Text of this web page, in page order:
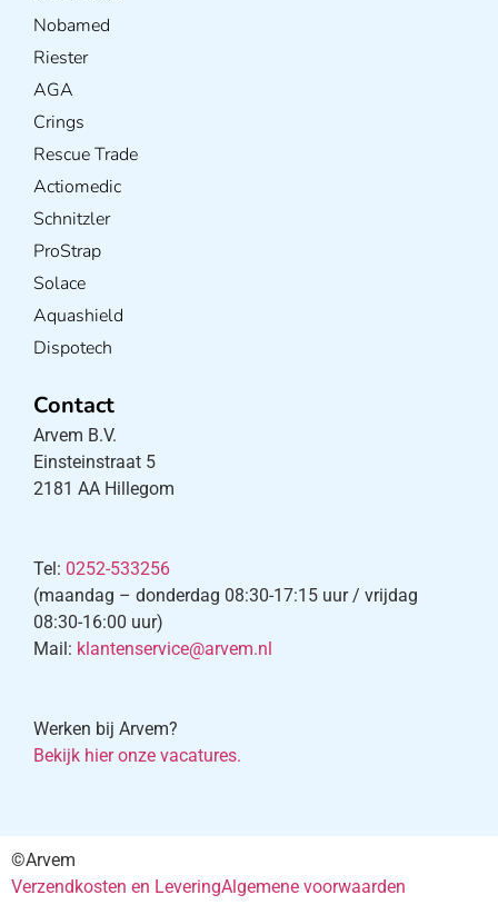
Nobamed
Riester
AGA
Crings
Rescue Trade
Actiomedic
Schnitzler
ProStrap
Solace
Aquashield
Dispotech
Contact
Arvem B.V.
Einsteinstraat 5
2181 AA Hillegom
Tel: 0252-533256
(maandag – donderdag 08:30-17:15 uur / vrijdag
08:30-16:00 uur)
Mail: klantenservice@arvem.nl
Werken bij Arvem?
Bekijk hier onze vacatures.
©Arvem
Verzendkosten en LeveringAlgemene voorwaarden